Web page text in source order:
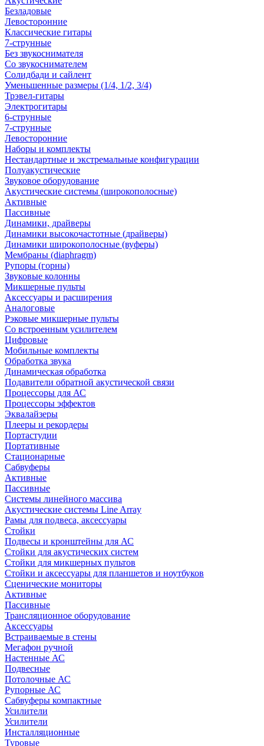
Безладовые
Левосторонние
Классические гитары
7-струнные
Без звукоснимателя
Со звукоснимателем
Солидбади и сайлент
Уменьшенные размеры (1/4, 1/2, 3/4)
Трэвел-гитары
Электрогитары
6-струнные
7-струнные
Левосторонние
Наборы и комплекты
Нестандартные и экстремальные конфигурации
Полуакустические
Звуковое оборудование
Акустические системы (широкополосные)
Активные
Пассивные
Динамики, драйверы
Динамики высокочастотные (драйверы)
Динамики широкополосные (вуферы)
Мембраны (diaphragm)
Рупоры (горны)
Звуковые колонны
Микшерные пульты
Аксессуары и расширения
Аналоговые
Рэковые микшерные пульты
Со встроенным усилителем
Цифровые
Мобильные комплекты
Обработка звука
Динамическая обработка
Подавители обратной акустической связи
Процессоры для АС
Процессоры эффектов
Эквалайзеры
Плееры и рекордеры
Портастудии
Портативные
Стационарные
Сабвуферы
Активные
Пассивные
Системы линейного массива
Акустические системы Line Array
Рамы для подвеса, аксессуары
Стойки
Подвесы и кронштейны для АС
Стойки для акустических систем
Стойки для микшерных пультов
Стойки и аксессуары для планшетов и ноутбуков
Сценические мониторы
Активные
Пассивные
Трансляционное оборудование
Аксессуары
Встраиваемые в стены
Мегафон ручной
Настенные АС
Подвесные
Потолочные АС
Рупорные АС
Сабвуферы компактные
Усилители
Усилители
Инсталляционные
Туровые